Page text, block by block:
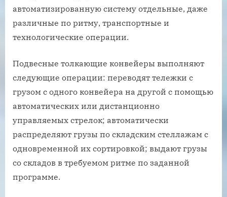
автоматизированную систему отдельные, даже
различные по ритму, транспортные и
технологические операции.
Подвесные толкающие конвейеры выполняют
следующие операции: переводят тележки с
грузом с одного конвейера на другой с помощью
автоматических или дистанционно
управляемых стрелок; автоматически
распределяют грузы по складским стеллажам с
одновременной их сортировкой; выдают грузы
со складов в требуемом ритме по заданной
программе.